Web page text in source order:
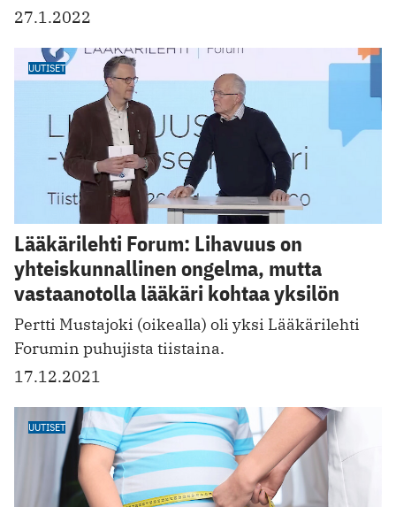
27.1.2022
UUTISET
Lääkärilehti Forum: Lihavuus on
yhteiskunnallinen ongelma, mutta
vastaanotolla lääkäri kohtaa yksilön
Pertti Mustajoki (oikealla) oli yksi Lääkärilehti
Forumin puhujista tiistaina.
17.12.2021
UUTISET